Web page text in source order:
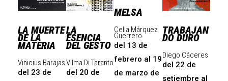
LA MUERTE
DE LA
MATERIA
Vinicius Barajas
del 23 de
LA
ESENCIA
DEL GESTO
Vilma Di Taranto
del 20 de
MELSA
Celia Márquez
Guerrero
del 13 de
febrero al 19
de marzo de
TRABAJAN
DO DURO
Diego Cáceres
del 22 de
setiembre al